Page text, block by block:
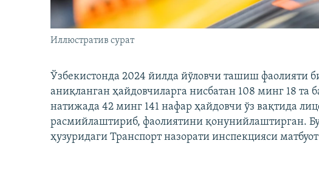
Иллюстратив сурат
Ўзбекистонда 2024 йилда йўловчи ташиш фаолияти
аниқланган ҳайдовчиларга нисбатан 108 минг 18
натижада 42 минг 141 нафар ҳайдовчи ўз вақтида
расмийлаштириб, фаолиятини қонунийлаштирган.
ҳузуридаги Транспорт назорати инспекцияси